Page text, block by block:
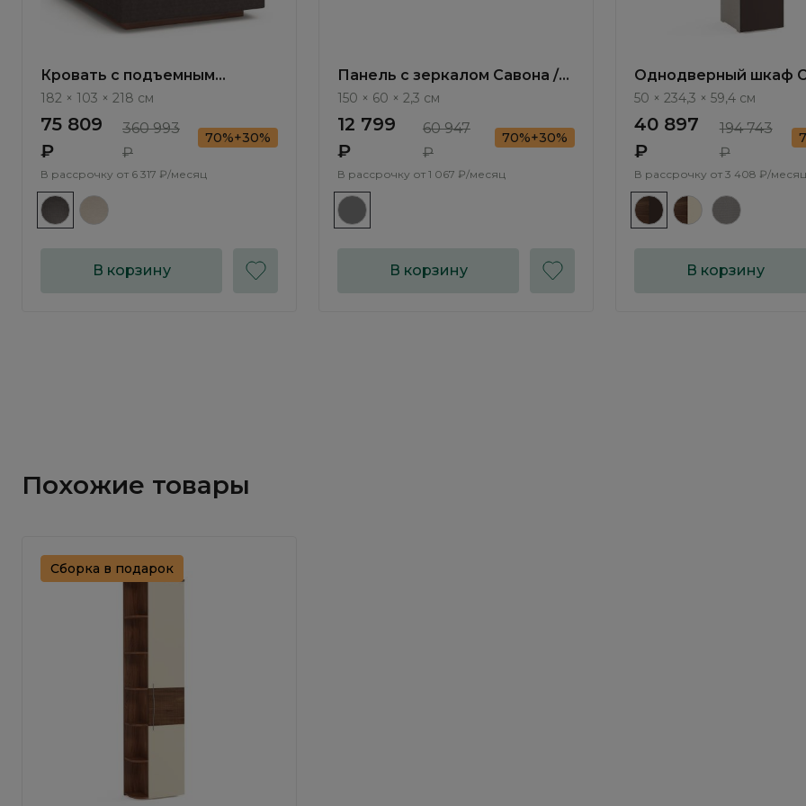
Кровать с подъемным
механизмом Савона / Savona
AS2332.6
182 × 103 × 218 см
75 809
₽
360 993
₽
70%+30%
В рассрочку от 6 317 ₽/месяц
В корзину
Панель с зеркалом Савона /
Savona AT0017.1
150 × 60 × 2,3 см
12 799
₽
60 947
₽
70%+30%
В рассрочку от 1 067 ₽/месяц
В корзину
Однодверный шкаф
Savona AT2501.2
50 × 234,3 × 59,4 см
40 897
₽
194 743
₽
В рассрочку от 3 408 ₽/месяц
В корзину
Похожие товары
Сборка в подарок